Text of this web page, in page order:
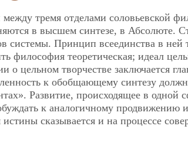
между тремя отделами соловьевской
в высшем синтезе, в Абсолюте.
системы. Принцип всеединства в ней
философия теоретическая; идеал
цельном творчестве заключается
к обобщающему синтезу
Развитие, происходящее в одной
к аналогичному продвижению
сказывается и на процессе